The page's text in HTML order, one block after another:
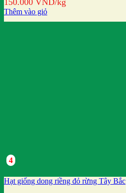
150.000 VND/kg
Thêm vào giỏ
4
Hạt giống dong riềng đỏ rừng Tây Bắc